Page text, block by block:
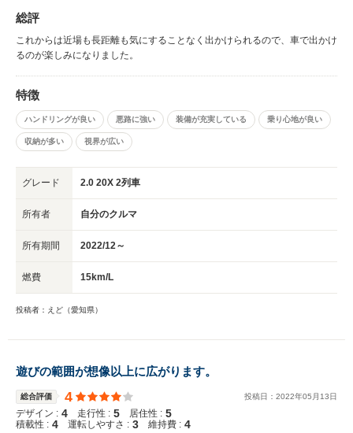
総評
これからは近場も長距離も気にすることなく出かけられるので、車で出かけ
るのが楽しみになりました。
特徴
ハンドリングが良い 悪路に強い 装備が充実している 乗り心地が良い
収納が多い 視界が広い
グレード 2.0 20X 2列車
所有者 自分のクルマ
所有期間 2022/12～
燃費 15km/L
投稿者：えど（愛知県）
遊びの範囲が想像以上に広がります。
総合評価 4 投稿日： 2022年05 月 13日
デザイン : 4 走行性 : 5 居住性 : 5
積載性 : 4 運転しやすさ : 3 維持費 : 4